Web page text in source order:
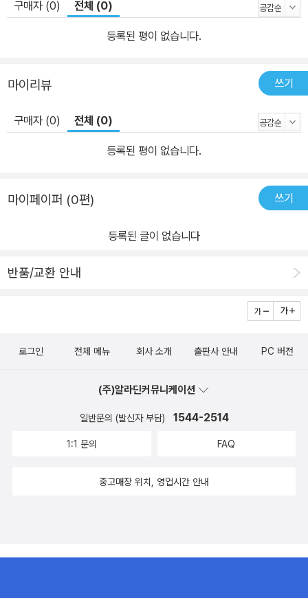
구매자 (0) 전체 (0)
등록된 평이 없습니다.
마이리뷰 쓰기
구매자 (0) 전체 (0)
등록된 평이 없습니다.
마이페이퍼 (0편) 쓰기
등록된 글이 없습니다
반품/교환 안내
로그인 전체 메뉴 회사 소개 출판사 안내 PC 버전
(주)알라딘커뮤니케이션
일반문의 (발신자 부담) 1544-2514
1:1 문의 FAQ
중고매장 위치, 영업시간 안내